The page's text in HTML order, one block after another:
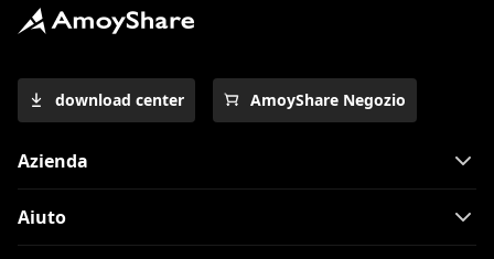
download center AmoyShare Negozio
Azienda
Aiuto